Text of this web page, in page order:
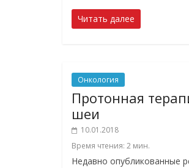
Читать далее
Онкология
Протонная
шеи
10.01.2018
Время чтения: 2 мин.
Недавно опубликованные